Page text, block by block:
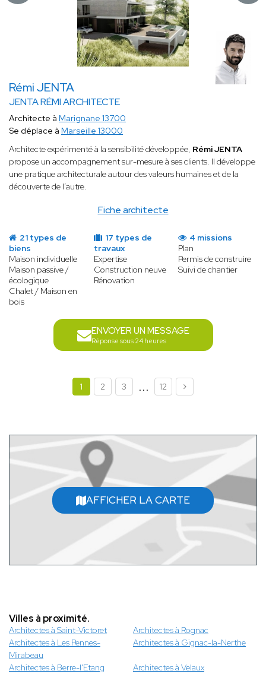
Rémi JENTA
JENTA RÉMI ARCHITECTE
Fiche architecte
Architecte à Marignane 13700
Se déplace à Marseille 13000
Architecte expérimenté à la sensibilité développée, Rémi JENTA
propose un accompagnement sur-mesure à ses clients. Il développe
une pratique architecturale autour des valeurs humaines et de la
découverte de l’autre.
21 types de
biens
Maison individuelle
Maison passive /
écologique
Chalet / Maison en
bois
17 types de
travaux
Expertise
Construction neuve
Rénovation
4 missions
Plan
Permis de construire
Suivi de chantier
ENVOYER UN MESSAGE
Réponse sous 24 heures
1 2 3 ... 12
AFFICHER LA CARTE
Villes à proximité.
Architectes à Saint-Victoret
Architectes à Rognac
Architectes à Les Pennes-
Mirabeau
Architectes à Gignac-la-Nerthe
Architectes à Berre-l'Etang
Architectes à Velaux